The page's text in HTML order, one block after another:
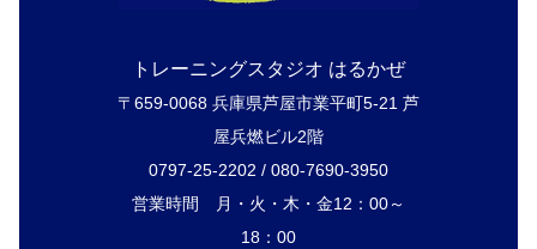
トレーニングスタジオ はるかぜ
〒659-0068 兵庫県芦屋市業平町5-21 芦
屋兵燃ビル2階
0797-25-2202 / 080-7690-3950
営業時間 月・火・木・金12：00～
18：00